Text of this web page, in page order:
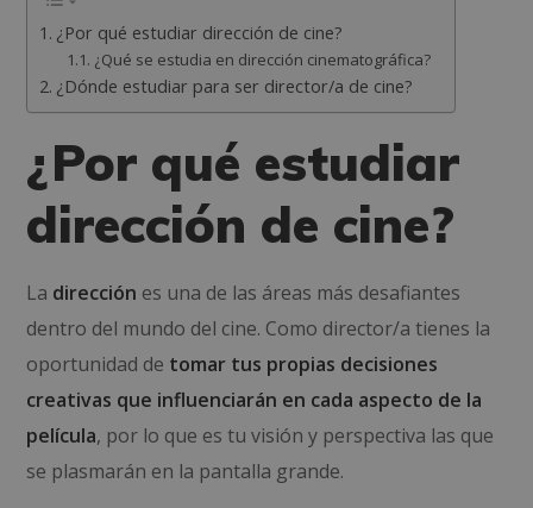
¿Por qué estudiar dirección de cine?
¿Qué se estudia en dirección cinematográfica?
¿Dónde estudiar para ser director/a de cine?
¿Por qué estudiar
dirección de cine?
La dirección es una de las áreas más desafiantes
dentro del mundo del cine. Como director/a tienes la
oportunidad de tomar tus propias decisiones
creativas que influenciarán en cada aspecto de la
película, por lo que es tu visión y perspectiva las que
se plasmarán en la pantalla grande.